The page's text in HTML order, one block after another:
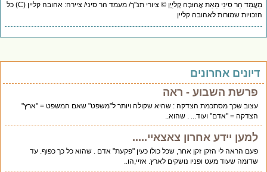
מַעֲמַד הַר סִינַי מֵאֵת אֲהוּבָה קְליַיְן © ציורי תנ"ך/ מעמד הר סיני/ ציירה: אהובה קליין (Cׁׂ) כל
שמורות לאהובה קליין
אחרונים
פרשת השבוע - ראה
עצוב שכך מסתכמת הצדקה : שהיא שקולה ויותר ל"משפט" שאם המשפט = "ארץ"
הצדקה = "אדם" ועוד... . שהוא..
למען יידע אחרון צאצאיי.....
פעם הראה לי הזקן זקן אחר, שכל כולו כעין "פקעת" אדם . שהוא כל כך כפוף. עד
שדומה שעוד מעט ופניו נושקים לארץ. אזיי,הו..